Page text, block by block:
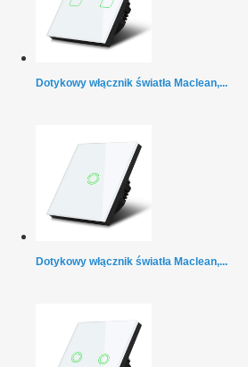
Dotykowy włącznik światła Maclean,...
Dotykowy włącznik światła Maclean,...